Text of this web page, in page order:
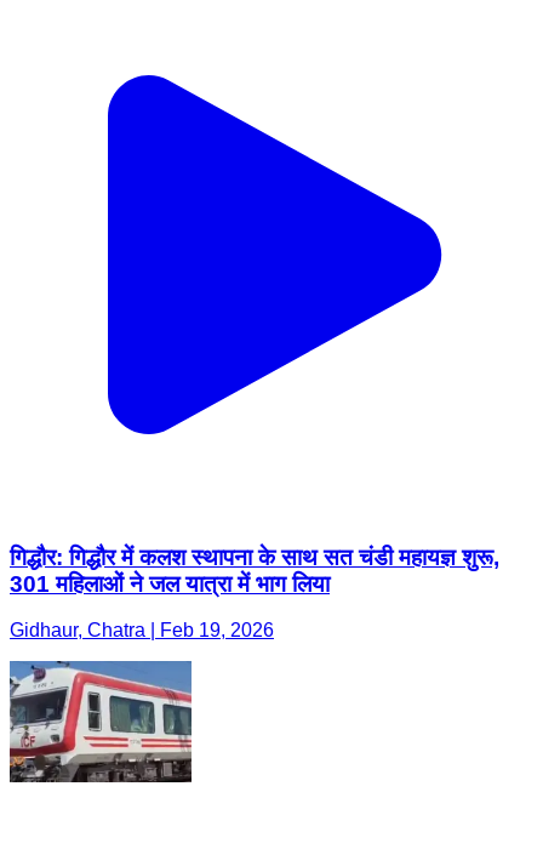
गिद्धौर: गिद्धौर में कलश स्थापना के साथ सत चंडी महायज्ञ शुरू,
301 महिलाओं ने जल यात्रा में भाग लिया
Gidhaur, Chatra | Feb 19, 2026